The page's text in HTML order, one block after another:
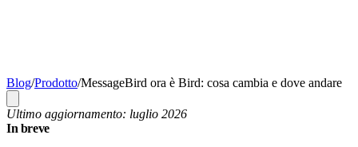
Blog/Prodotto/MessageBird ora è Bird: cosa cambia e dove andare
Ultimo aggiornamento: luglio 2026
In breve